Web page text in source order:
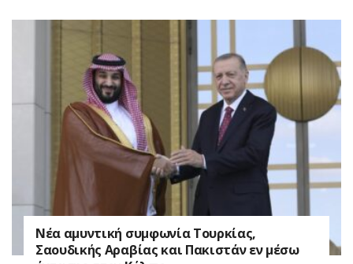
Νέα αμυντική συμφωνία Τουρκίας,
Σαουδικής Αραβίας και Πακιστάν εν μέσω